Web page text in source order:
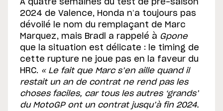
À quatre semaines du test de pré-saison
2024 de Valence, Honda n’a toujours pas
dévoilé le nom du remplaçant de Marc
Marquez, mais Bradl a rappelé à Gpone
que la situation est délicate : le timing de
cette rupture ne joue pas en la faveur du
HRC. « Le fait que Marc s’en aille quand il
restait un an de contrat ne rend pas les
choses faciles, car tous les autres ‘grands’
du MotoGP ont un contrat jusqu’à fin 2024.